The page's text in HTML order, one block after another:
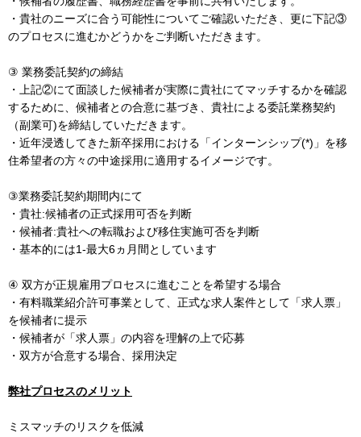
・貴社のニーズに合う可能性についてご確認いただき、更に下記③
のプロセスに進むかどうかをご判断いただきます。
③ 業務委託契約の締結
・上記②にて面談した候補者が実際に貴社にてマッチするかを確認
するために、候補者との合意に基づき、貴社による委託業務契約
（副業可)を締結していただきます。
・近年浸透してきた新卒採用における「インターンシップ(*)」を移
住希望者の方々の中途採用に適用するイメージです。
③業務委託契約期間内にて
・貴社:候補者の正式採用可否を判断
・候補者:貴社への転職および移住実施可否を判断
・基本的には1-最大6ヵ月間としています
④ 双方が正規雇用プロセスに進むことを希望する場合
・有料職業紹介許可事業として、正式な求人案件として「求人票」
を候補者に提示
・候補者が「求人票」の内容を理解の上で応募
・双方が合意する場合、採用決定
弊社プロセスのメリット
ミスマッチのリスクを低減